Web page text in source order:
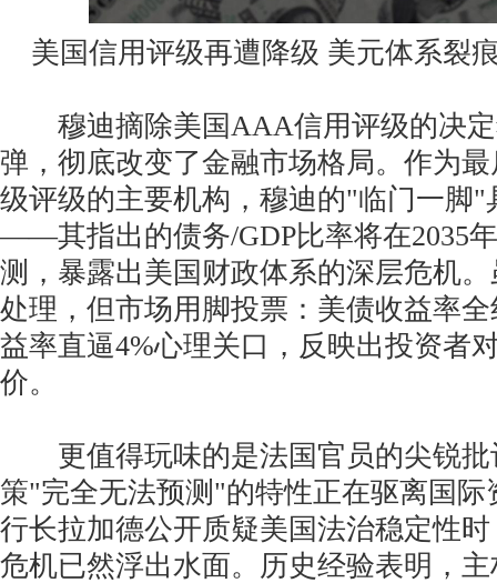
美国信用评级再遭降级 美元体系裂
穆迪摘除美国AAA信用评级的决定
弹，彻底改变了金融市场格局。作为
级评级的主要机构，穆迪的"临门一脚"
——其指出的债务/GDP比率将在2035
测，暴露出美国财政体系的深层危机
处理，但市场用脚投票：美债收益率
益率直逼4%心理关口，反映出投资者
价。
更值得玩味的是法国官员的尖锐批
策"完全无法预测"的特性正在驱离国际
行长拉加德公开质疑美国法治稳定性
危机已然浮出水面。历史经验表明，